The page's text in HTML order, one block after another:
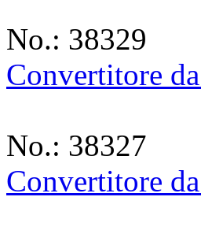
No.: 38329
Convertitore
No.: 38327
Convertitore